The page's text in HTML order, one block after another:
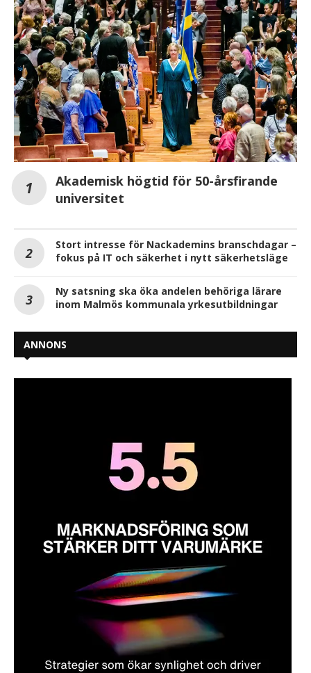
Akademisk högtid för 50-årsfirande
universitet
Stort intresse för Nackademins branschdagar –
fokus på IT och säkerhet i nytt säkerhetsläge
Ny satsning ska öka andelen behöriga lärare
inom Malmös kommunala yrkesutbildningar
ANNONS